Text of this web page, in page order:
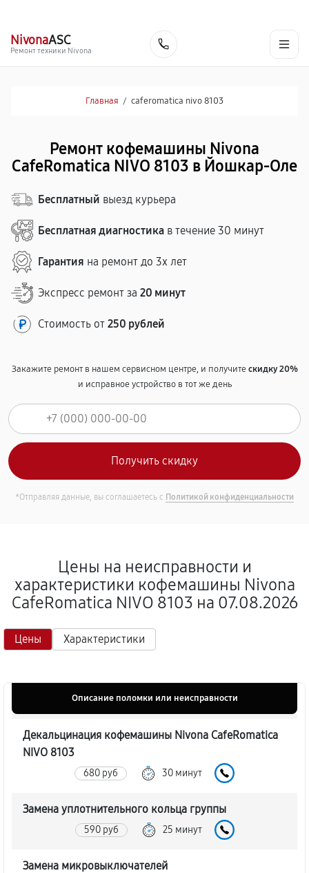
NivonaASC
Ремонт техники Nivona
Главная / caferomatica nivo 8103
Ремонт кофемашины Nivona
CafeRomatica NIVO 8103 в Йошкар-Оле
Бесплатный выезд курьера
Бесплатная диагностика в течение 30 минут
Гарантия на ремонт до 3х лет
Экспресс ремонт за 20 минут
Стоимость от 250 рублей
Закажите ремонт в нашем сервисном центре, и получитескидку 20%
и исправное устройство в тот же день
*Отправляя данные, вы соглашаетесь с Политикой конфиденциальности
Цены на неисправности и
характеристики кофемашины Nivona
CafeRomatica NIVO 8103 на 07.08.2026
Цены Характеристики
Описание поломки или неисправности
Декальцинация кофемашины Nivona CafeRomatica
NIVO 8103
680 руб 30 минут
Замена уплотнительного кольца группы
590 руб 25 минут
Замена микровыключателей